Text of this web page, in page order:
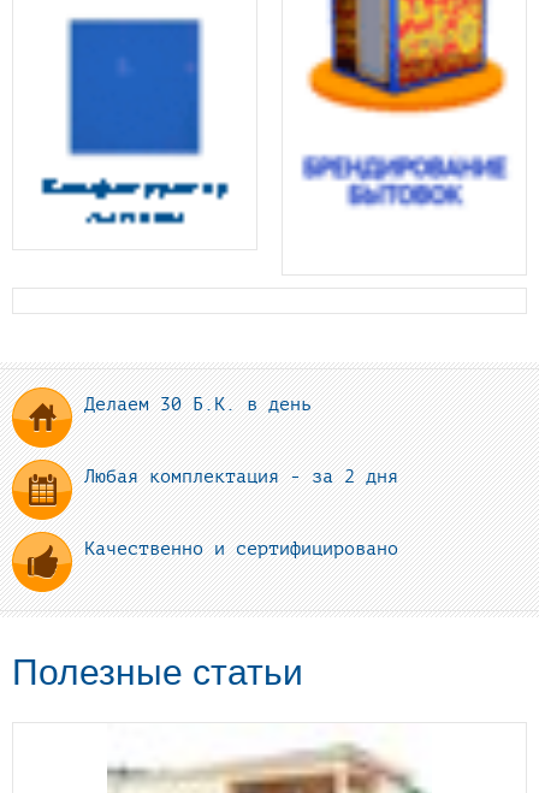
Делаем 30 Б.К. в день
Любая комплектация - за 2 дня
Качественно и сертифицировано
Полезные статьи